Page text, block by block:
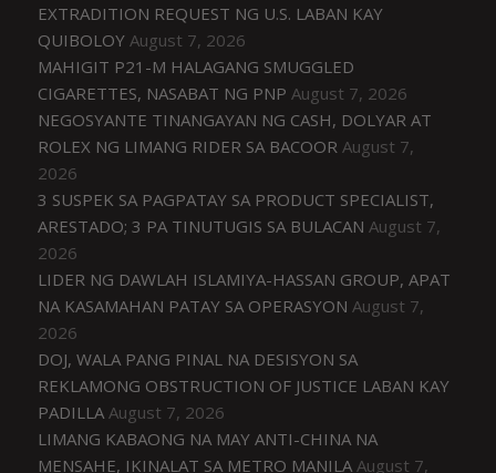
EXTRADITION REQUEST NG U.S. LABAN KAY
QUIBOLOY August 7, 2026
MAHIGIT P21-M HALAGANG SMUGGLED
CIGARETTES, NASABAT NG PNP August 7, 2026
NEGOSYANTE TINANGAYAN NG CASH, DOLYAR AT
ROLEX NG LIMANG RIDER SA BACOOR August 7,
2026
3 SUSPEK SA PAGPATAY SA PRODUCT SPECIALIST,
ARESTADO; 3 PA TINUTUGIS SA BULACAN August 7,
2026
LIDER NG DAWLAH ISLAMIYA-HASSAN GROUP, APAT
NA KASAMAHAN PATAY SA OPERASYON August 7,
2026
DOJ, WALA PANG PINAL NA DESISYON SA
REKLAMONG OBSTRUCTION OF JUSTICE LABAN KAY
PADILLA August 7, 2026
LIMANG KABAONG NA MAY ANTI-CHINA NA
MENSAHE, IKINALAT SA METRO MANILA August 7,